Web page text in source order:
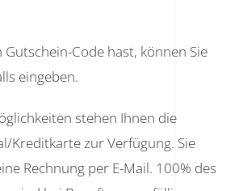
Gutschein-Code hast, können Sie
eingeben.
stehen Ihnen die
Kreditkarte zur Verfügung. Sie
Rechnung per E-Mail. 100% des